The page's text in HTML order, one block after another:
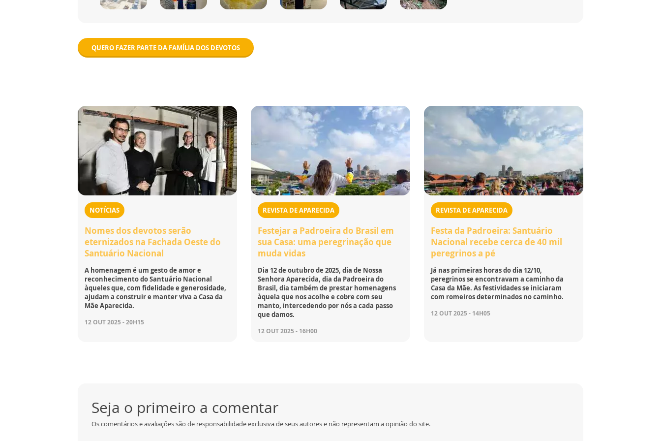
QUERO FAZER PARTE DA FAMÍLIA DOS DEVOTOS
NOTÍCIAS
Nomes dos devotos serão
eternizados na Fachada Oeste do
Santuário Nacional
A homenagem é um gesto de amor e
reconhecimento do Santuário Nacional
àqueles que, com fidelidade e generosidade,
ajudam a construir e manter viva a Casa da
Mãe Aparecida.
12 OUT 2025 - 20H15
REVISTA DE APARECIDA
Festejar a Padroeira do Brasil em
sua Casa: uma peregrinação que
muda vidas
Dia 12 de outubro de 2025, dia de Nossa
Senhora Aparecida, dia da Padroeira do
Brasil, dia também de prestar homenagens
àquela que nos acolhe e cobre com seu
manto, intercedendo por nós a cada passo
que damos.
12 OUT 2025 - 16H00
REVISTA DE APARECIDA
Festa da Padroeira: Santuário
Nacional recebe cerca de 40 mil
peregrinos a pé
Já nas primeiras horas do dia 12/10,
peregrinos se encontravam a caminho da
Casa da Mãe. As festividades se iniciaram
com romeiros determinados no caminho.
12 OUT 2025 - 14H05
Seja o primeiro a comentar
Os comentários e avaliações são de responsabilidade exclusiva de seus autores e não representam a opinião do site.